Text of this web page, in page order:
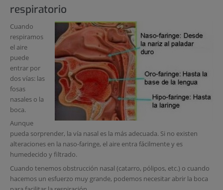
respiratorio
Cuando
respiramos
el aire
puede
entrar por
dos vías: las
fosas
nasales o la
boca.
Aunque
pueda sorprender, la vía nasal es la más adecuada. Si no existen
alteraciones en la naso-faringe, el aire entra fácilmente y es
humedecido y filtrado.
Cuando tenemos obstrucción nasal (catarro, pólipos, etc.) o cuando
hacemos un esfuerzo muy grande, podemos necesitar abrir la boca